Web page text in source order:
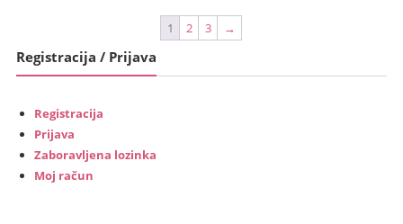
(1,898.69
kn).
(1,499.37
kn).
1 2 3 →
Registracija / Prijava
Registracija
Prijava
Zaboravljena lozinka
Moj račun